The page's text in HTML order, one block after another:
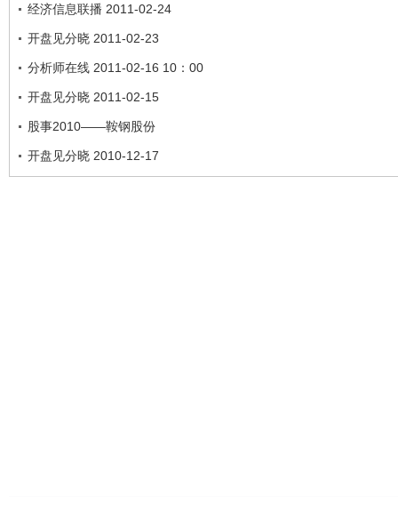
经济信息联播 2011-02-24
开盘见分晓 2011-02-23
分析师在线 2011-02-16 10：00
开盘见分晓 2011-02-15
股事2010——鞍钢股份
开盘见分晓 2010-12-17